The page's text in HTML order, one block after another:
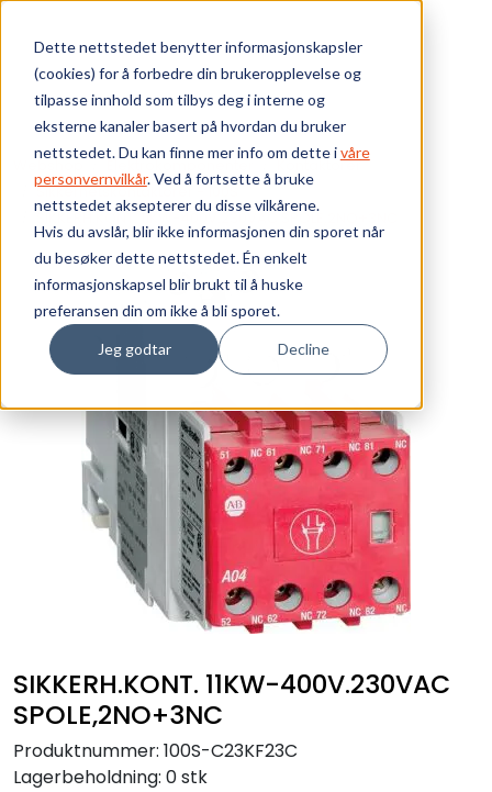
Dette nettstedet benytter informasjonskapsler
(cookies) for å forbedre din brukeropplevelse og
tilpasse innhold som tilbys deg i interne og
eksterne kanaler basert på hvordan du bruker
nettstedet. Du kan finne mer info om dette ivåre
personvernvilkår. Ved å fortsette å bruke
nettstedet aksepterer du disse vilkårene.
Hvis du avslår, blir ikke informasjonen din sporet når
du besøker dette nettstedet. Én enkelt
informasjonskapsel blir brukt til å huske
preferansen din om ikke å bli sporet.
Jeg godtar Decline
Skip to main content
Webshop Elektrokomponenter
Kontaktorer
Sikkerhetskontaktorer - 100S
SIKKERH.KONT. 11KW-400V.230VAC SPOLE,2NO+3NC
SIKKERH.KONT. 11KW-400V.230VAC
SPOLE,2NO+3NC
Produktnummer: 100S-C23KF23C
Lagerbeholdning: 0 stk
Bærekraft
Vi tilbyr
Ressurser
Om oss